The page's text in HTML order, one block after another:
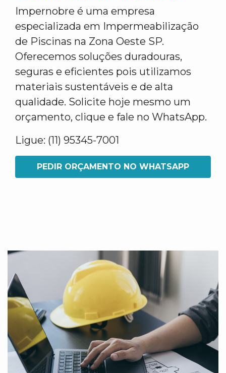
Impernobre é uma empresa
especializada em Impermeabilização
de Piscinas na Zona Oeste SP.
Oferecemos soluções duradouras,
seguras e eficientes pois utilizamos
materiais sustentáveis e de alta
qualidade. Solicite hoje mesmo um
orçamento, clique e fale no WhatsApp.
Ligue: (11) 95345-7001
PEDIR ORÇAMENTO NO WHATSAPP